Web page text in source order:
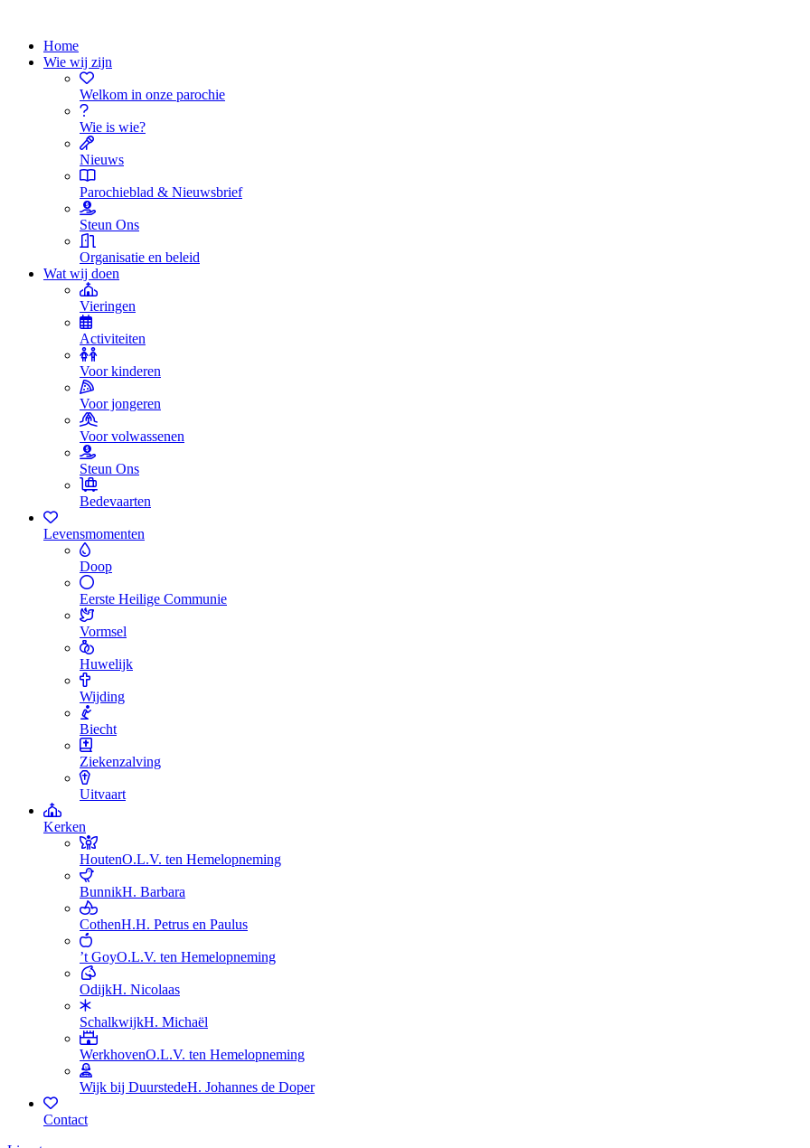
Home
Wie wij zijn
Welkom in onze parochie
Wie is wie?
Nieuws
Parochieblad & Nieuwsbrief
Steun Ons
Organisatie en beleid
Wat wij doen
Vieringen
Activiteiten
Voor kinderen
Voor jongeren
Voor volwassenen
Steun Ons
Bedevaarten
Levensmomenten
Doop
Eerste Heilige Communie
Vormsel
Huwelijk
Wijding
Biecht
Ziekenzalving
Uitvaart
Kerken
HoutenO.L.V. ten Hemelopneming
BunnikH. Barbara
CothenH.H. Petrus en Paulus
’t GoyO.L.V. ten Hemelopneming
OdijkH. Nicolaas
SchalkwijkH. Michaël
WerkhovenO.L.V. ten Hemelopneming
Wijk bij DuurstedeH. Johannes de Doper
Contact